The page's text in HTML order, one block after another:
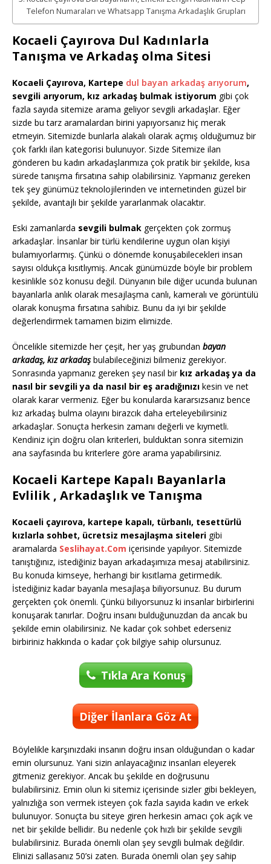
Telefon Numaraları ve Whatsapp Tanışma Arkadaşlık Grupları
Kocaeli Çayırova Dul Kadınlarla
Tanışma ve Arkadaş olma Sitesi
Kocaeli Çayırova, Kartepe dul bayan arkadaş arıyorum,
sevgili arıyorum, kız arkadaş bulmak istiyorum gibi çok
fazla sayıda sitemize arama geliyor sevgili arkadaşlar. Eğer
sizde bu tarz aramalardan birini yapıyorsanız hiç merak
etmeyin. Sitemizde bunlarla alakalı olarak açmış olduğumuz bir
çok farklı ilan kategorisi bulunuyor. Sizde Sitemize ilan
gönderen bu kadın arkadaşlarımıza çok pratik bir şekilde, kısa
sürede tanışma fırsatına sahip olabilirsiniz. Yapmanız gereken
tek şey günümüz teknolojilerinden ve internetinden güzel bir
şekilde, avantajlı bir şekilde yararlanmak olacaktır.
Eski zamanlarda sevgili bulmak gerçekten çok zormuş
arkadaşlar. İnsanlar bir türlü kendilerine uygun olan kişiyi
bulamıyorlarmış. Çünkü o dönemde konuşabilecekleri insan
sayısı oldukça kısıtlıymiş. Ancak günümüzde böyle bir problem
kesinlikle söz konusu değil. Dünyanın bile diğer ucunda bulunan
bayanlarla anlık olarak mesajlaşma canlı, kameralı ve görüntülü
olarak konuşma fırsatına sahibiz. Bunu da iyi bir şekilde
değerlendirmek tamamen bizim elimizde.
Öncelikle sitemizde her çeşit, her yaş grubundan bayan
arkadaş, kız arkadaşbulabileceğinizi bilmeniz gerekiyor.
Sonrasında yapmanız gereken şey nasıl bir kız arkadaş ya da
nasıl bir sevgili ya da nasıl bir eş aradığınızı kesin ve net
olarak karar vermeniz. Eğer bu konularda kararsızsanız bence
kız arkadaş bulma olayını birazcık daha erteleyebilirsiniz
arkadaşlar. Sonuçta herkesin zamanı değerli ve kıymetli.
Kendiniz için doğru olan kriterleri, bulduktan sonra sitemizin
ana sayfasında bu kriterlere göre arama yapabilirsiniz.
Kocaeli Kartepe Kapalı Bayanlarla
Evlilik , Arkadaşlık ve Tanışma
Kocaeli çayırova, kartepe kapalı, türbanlı, tesettürlü
kızlarla sohbet, ücretsiz mesajlaşma siteleri gibi
aramalarda Seslihayat.Com içerisinde yapılıyor. Sitemizde
tanıştığınız, istediğiniz bayan arkadaşımıza mesaj atabilirsiniz.
Bu konuda kimseye, herhangi bir kısıtlama getirmedik.
İstediğiniz kadar bayanla mesajlaşa biliyorsunuz. Bu durum
gerçekten çok önemli. Çünkü biliyorsunuz ki insanlar birbirlerini
konuşarak tanırlar. Doğru insanı bulduğunuzdan da ancak bu
şekilde emin olabilirsiniz. Ne kadar çok sohbet ederseniz
birbiriniz hakkında o kadar çok bilgiye sahip olursunuz.
Tıkla Ara Konuş
Diğer İlanlara Göz At
Böylelikle karşınızdaki insanın doğru insan olduğundan o kadar
emin olursunuz. Yani sizin anlayacağınız insanları eleyerek
gitmeniz gerekiyor. Ancak bu şekilde en doğrusunu
bulabilirsiniz. Emin olun ki sitemiz içerisinde sizler gibi bekleyen,
yalnızlığa son vermek isteyen çok fazla sayıda kadın ve erkek
bulunuyor. Sonuçta bu siteye giren herkesin amacı çok açık ve
net bir şekilde bellidir. Bu nedenle çok hızlı bir şekilde sevgili
bulabilirsiniz. Burada önemli olan şey sevgili bulmak değildir.
Elinizi sallasanız 50’si zaten. Burada önemli olan şey sahip